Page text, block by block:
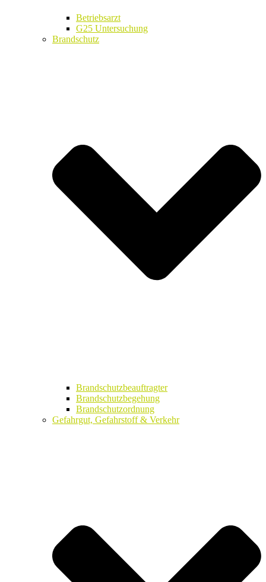
Betriebsarzt
G25 Untersuchung
Brandschutz
Brandschutzbeauftragter
Brandschutzbegehung
Brandschutzordnung
Gefahrgut, Gefahrstoff & Verkehr